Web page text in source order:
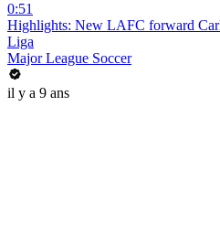
0:51
Highlights: New LAFC forward
Liga
Major League Soccer
il y a 9 ans